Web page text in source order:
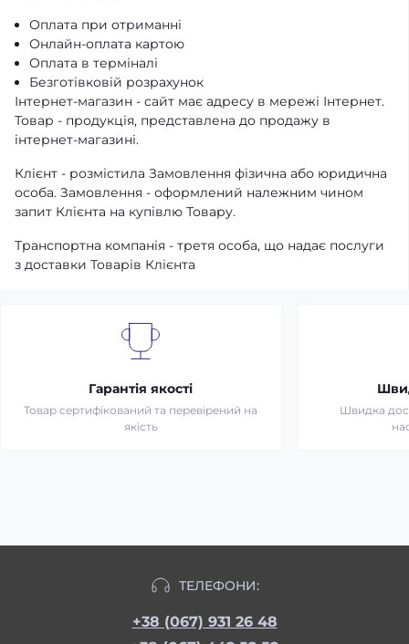
Оплата при отриманні
Онлайн-оплата картою
Оплата в терміналі
Безготівковій розрахунок
Інтернет-магазин - сайт має адресу в мережі Інтернет.
Товар - продукція, представлена ​​до продажу в
інтернет-магазині.
Клієнт - розмістила Замовлення фізична або юридична
особа. Замовлення - оформлений належним чином
запит Клієнта на купівлю Товару.
Транспортна компанія - третя особа, що надає послуги
з доставки Товарів Клієнта
Гарантія якості
Товар сертифікований та перевірений на
якість
Швидка
ТЕЛЕФОНИ:
+38 (067) 931 26 48